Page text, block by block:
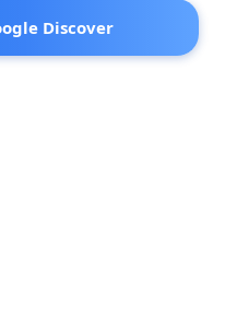
Discover